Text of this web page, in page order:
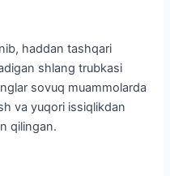
haddan tashqari
shlang trubkasi
sovuq muammolarda
va yuqori issiqlikdan
qilingan.